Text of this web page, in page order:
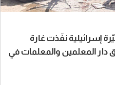
إسرائيلية نفّذت غارة
المعلمين والمعلمات في